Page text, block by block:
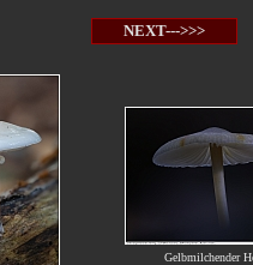
NEXT--->>>
Gelbmilchender